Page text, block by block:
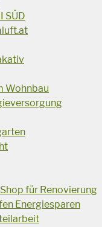
SÜD
Wohnbau
für Renovierung
Energiesparen